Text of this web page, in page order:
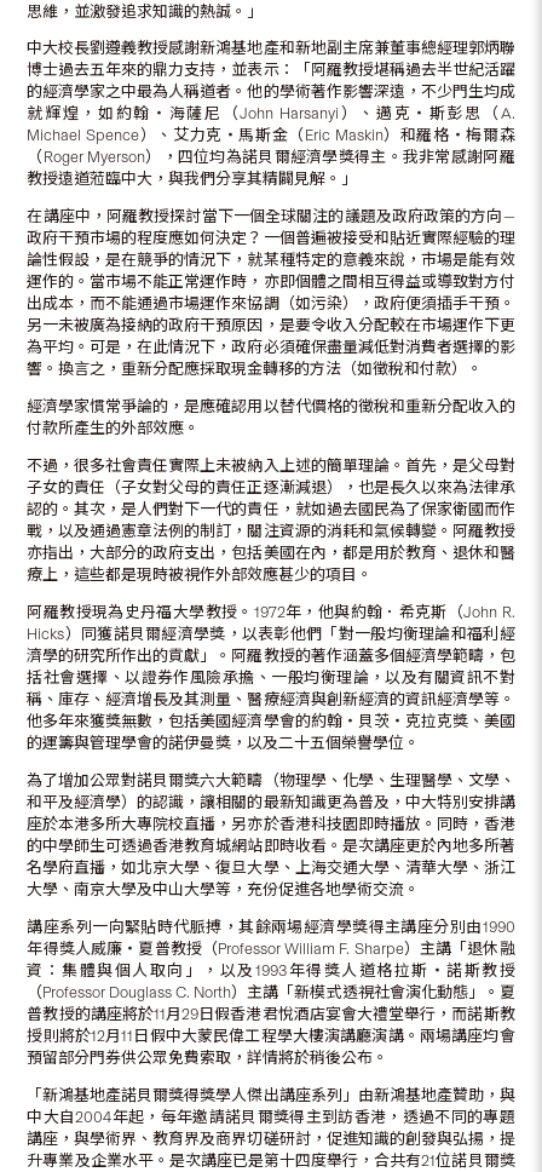
思維，並激發追求知識的熱誠。」
中大校長劉遵義教授感謝新鴻基地產和新地副主席兼董事總經理郭炳聯
博士過去五年來的鼎力支持，並表示：「阿羅教授堪稱過去半世紀活躍
的經濟學家之中最為人稱道者。他的學術著作影響深遠，不少門生均成
就輝煌，如約翰‧海薩尼（John Harsanyi）、邁克‧斯彭思（A.
Michael Spence）、艾力克‧馬斯金（Eric Maskin）和羅格‧梅爾森
（Roger Myerson），四位均為諾貝爾經濟學獎得主。我非常感謝阿羅
教授遠道蒞臨中大，與我們分享其精闢見解。」
在講座中，阿羅教授探討當下一個全球關注的議題及政府政策的方向—
政府干預市場的程度應如何決定？一個普遍被接受和貼近實際經驗的理
論性假設，是在競爭的情況下，就某種特定的意義來說，市場是能有效
運作的。當市場不能正常運作時，亦即個體之間相互得益或導致對方付
出成本，而不能通過市場運作來協調（如污染），政府便須插手干預。
另一未被廣為接納的政府干預原因，是要令收入分配較在市場運作下更
為平均。可是，在此情況下，政府必須確保盡量減低對消費者選擇的影
響。換言之，重新分配應採取現金轉移的方法（如徵稅和付款）。
經濟學家慣常爭論的，是應確認用以替代價格的徵稅和重新分配收入的
付款所產生的外部效應。
不過，很多社會責任實際上未被納入上述的簡單理論。首先，是父母對
子女的責任（子女對父母的責任正逐漸減退），也是長久以來為法律承
認的。其次，是人們對下一代的責任，就如過去國民為了保家衛國而作
戰，以及通過憲章法例的制訂，關注資源的消耗和氣候轉變。阿羅教授
亦指出，大部分的政府支出，包括美國在內，都是用於教育、退休和醫
療上，這些都是現時被視作外部效應甚少的項目。
阿羅教授現為史丹福大學教授。1972年，他與約翰．希克斯（John R.
Hicks）同獲諾貝爾經濟學獎，以表彰他們「對一般均衡理論和福利經
濟學的研究所作出的貢獻」。阿羅教授的著作涵蓋多個經濟學範疇，包
括社會選擇、以證券作風險承擔、一般均衡理論，以及有關資訊不對
稱、庫存、經濟增長及其測量、醫療經濟與創新經濟的資訊經濟學等。
他多年來獲獎無數，包括美國經濟學會的約翰‧貝茨‧克拉克獎、美國
的運籌與管理學會的諾伊曼獎，以及二十五個榮譽學位。
為了增加公眾對諾貝爾獎六大範疇（物理學、化學、生理醫學、文學、
和平及經濟學）的認識，讓相關的最新知識更為普及，中大特別安排講
座於本港多所大專院校直播，另亦於香港科技園即時播放。同時，香港
的中學師生可透過香港教育城網站即時收看。是次講座更於內地多所著
名學府直播，如北京大學、復旦大學、上海交通大學、清華大學、浙江
大學、南京大學及中山大學等，充份促進各地學術交流。
講座系列一向緊貼時代脈搏，其餘兩場經濟學獎得主講座分別由1990
年得獎人威廉‧夏普教授（Professor William F. Sharpe）主講「退休融
資：集體與個人取向」，以及1993年得獎人道格拉斯‧諾斯教授
（Professor Douglass C. North）主講「新模式透視社會演化動態」。夏
普教授的講座將於11月29日假香港君悅酒店宴會大禮堂舉行，而諾斯教
授則將於12月11日假中大蒙民偉工程學大樓演講廳演講。兩場講座均會
預留部分門券供公眾免費索取，詳情將於稍後公布。
「新鴻基地產諾貝爾獎得獎學人傑出講座系列」由新鴻基地產贊助，與
中大自2004年起，每年邀請諾貝爾獎得主到訪香港，透過不同的專題
講座，與學術界、教育界及商界切磋研討，促進知識的創發與弘揚，提
升專業及企業水平。是次講座已是第十四度舉行，合共有21位諾貝爾獎